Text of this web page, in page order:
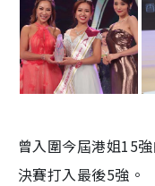
曾入圍今屆港姐15
決賽打入最後5強。